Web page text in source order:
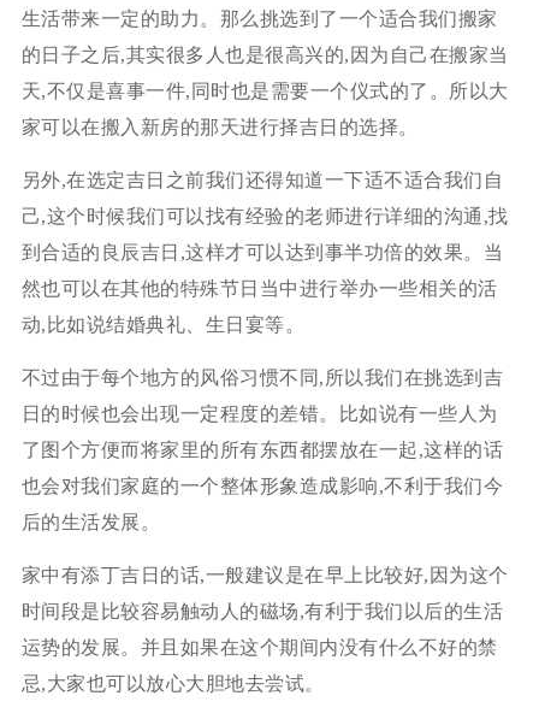
生活带来一定的助力。那么挑选到了一个适合我们搬家
的日子之后,其实很多人也是很高兴的,因为自己在搬家当
天,不仅是喜事一件,同时也是需要一个仪式的了。所以大
家可以在搬入新房的那天进行择吉日的选择。
另外,在选定吉日之前我们还得知道一下适不适合我们自
己,这个时候我们可以找有经验的老师进行详细的沟通,找
到合适的良辰吉日,这样才可以达到事半功倍的效果。当
然也可以在其他的特殊节日当中进行举办一些相关的活
动,比如说结婚典礼、生日宴等。
不过由于每个地方的风俗习惯不同,所以我们在挑选到吉
日的时候也会出现一定程度的差错。比如说有一些人为
了图个方便而将家里的所有东西都摆放在一起,这样的话
也会对我们家庭的一个整体形象造成影响,不利于我们今
后的生活发展。
家中有添丁吉日的话,一般建议是在早上比较好,因为这个
时间段是比较容易触动人的磁场,有利于我们以后的生活
运势的发展。并且如果在这个期间内没有什么不好的禁
忌,大家也可以放心大胆地去尝试。